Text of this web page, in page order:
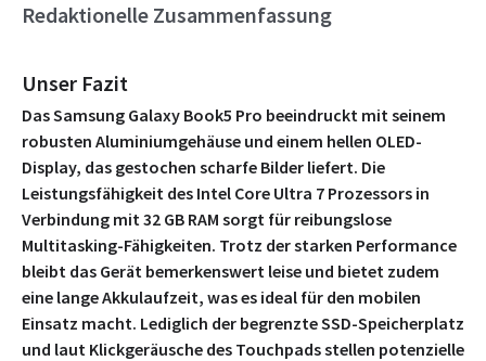
Redaktionelle Zusammenfassung
Unser Fazit
Das Samsung Galaxy Book5 Pro beeindruckt mit seinem
robusten Aluminiumgehäuse und einem hellen OLED-
Display, das gestochen scharfe Bilder liefert. Die
Leistungsfähigkeit des Intel Core Ultra 7 Prozessors in
Verbindung mit 32 GB RAM sorgt für reibungslose
Multitasking-Fähigkeiten. Trotz der starken Performance
bleibt das Gerät bemerkenswert leise und bietet zudem
eine lange Akkulaufzeit, was es ideal für den mobilen
Einsatz macht. Lediglich der begrenzte SSD-Speicherplatz
und laut Klickgeräusche des Touchpads stellen potenzielle